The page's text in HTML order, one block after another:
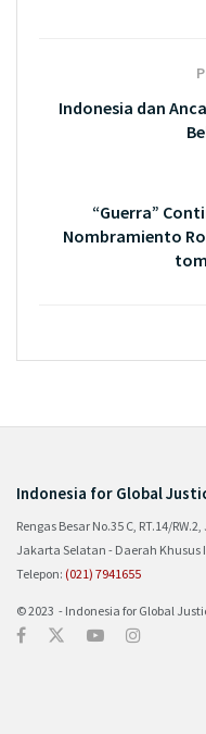
Indonesia dan
“Guerra”
Nombramiento
Indonesia for Global
Rengas Besar No.35 C, RT.14/
Jakarta Selatan - Daerah Khusus
Telepon: (021) 7941655
© 2023 - Indonesia for Global